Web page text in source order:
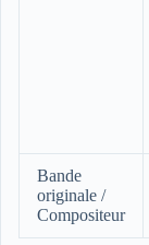
Bande
originale /
Compositeur